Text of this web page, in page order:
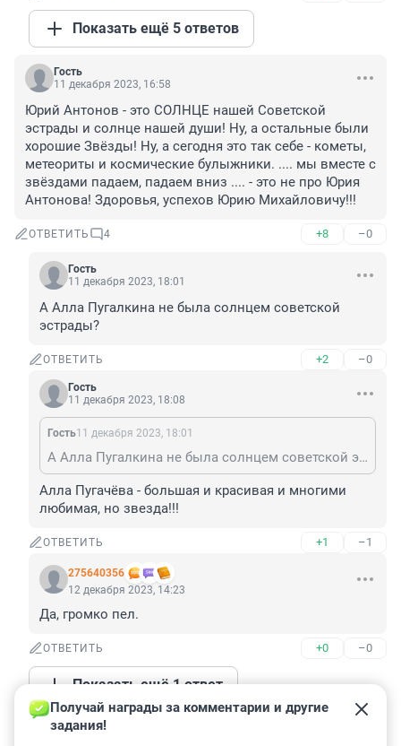
Показать ещё 5 ответов
Гость
11 декабря 2023, 16:58
Юрий Антонов - это СОЛНЦЕ нашей Советской
эстрады и солнце нашей души! Ну, а остальные были
хорошие Звёзды! Ну, а сегодня это так себе - кометы,
метеориты и космические булыжники. .... мы вместе с
звёздами падаем, падаем вниз .... - это не про Юрия
Антонова! Здоровья, успехов Юрию Михайловичу!!!
ОТВЕТИТЬ 4 +8 –0
Гость
11 декабря 2023, 18:01
А Алла Пугалкина не была солнцем советской
эстрады?
ОТВЕТИТЬ +2 –0
Гость
11 декабря 2023, 18:08
Гость11 декабря 2023, 18:01
А Алла Пугалкина не была солнцем советской эстрады?
Алла Пугачёва - большая и красивая и многими
любимая, но звезда!!!
ОТВЕТИТЬ +1 –1
275640356
12 декабря 2023, 14:23
Да, громко пел.
ОТВЕТИТЬ +0 –0
Показать ещё 1 ответ
Гость
Получай награды за комментарии и другие
задания!